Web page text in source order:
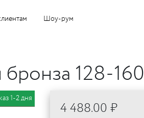
Шоу-рум
бронза 128-
1-2 дня
4 488.00 ₽